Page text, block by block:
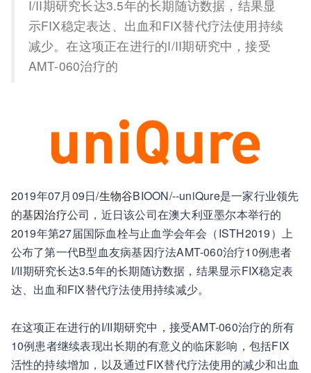
I/II期研究长达3.5年的长期随访数据，结果显
示FIX稳定表达、出血和FIX替代疗法使用持续
减少。在这项正在进行的I/II期研究中，接受
AMT-060治疗的
2019年07月09日/生物谷BIOON/--uniQure是一家行业领先
的基因治疗公司，近日该公司在澳大利亚墨尔本举行的
2019年第27届国际血栓与止血学会年会（ISTH2019）上
公布了第一代B型血友病基因疗法AMT-060治疗10例患者
I/II期研究长达3.5年的长期随访数据，结果显示FIX稳定表
达、出血和FIX替代疗法使用持续减少。
在这项正在进行的I/II期研究中，接受AMT-060治疗的所有
10例患者继续表现出长期的有意义的临床影响，包括FIX
活性的持续增加，以及通过FIX替代疗法使用的减少和出血